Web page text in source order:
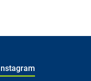
Instagram